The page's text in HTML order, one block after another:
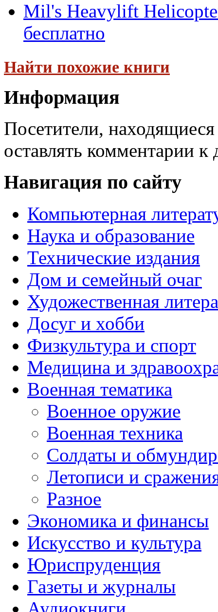
Mil's Heavylift
бесплатно
Найти похожие книги
Информация
Посетители,
оставлять комментарии к
Навигация по сайту
Компьютерная
Наука и образование
Технические издания
Дом и семейный очаг
Художественная
Досуг и хобби
Физкультура и спорт
Медицина и
Военная тематика
Военное оружие
Военная техника
Солдаты и
Летописи и
Разное
Экономика и финансы
Искусство и культура
Юриспруденция
Газеты и журналы